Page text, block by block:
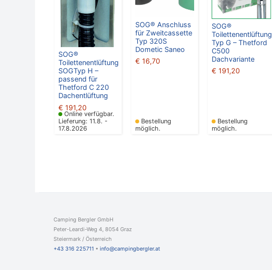
SOG®
Toilettenentlüftung
SOGTyp H –
passend für
Thetford C 220
Dachentlüftung
€ 191,20
Online verfügbar.
Lieferung: 11.8. -
17.8.2026
SOG® Anschluss
für Zweitcassette
Typ 320S
Dometic Saneo
€ 16,70
Bestellung
möglich.
SOG®
Toilettenentlüftung
Typ G – Thetford
C500
Dachvariante
€ 191,20
Bestellung
möglich.
Camping Bergler GmbH
Peter-Leardi-Weg 4, 8054 Graz
Steiermark / Österreich​
+43 316 225711 ​ • info@campingbergler.at​